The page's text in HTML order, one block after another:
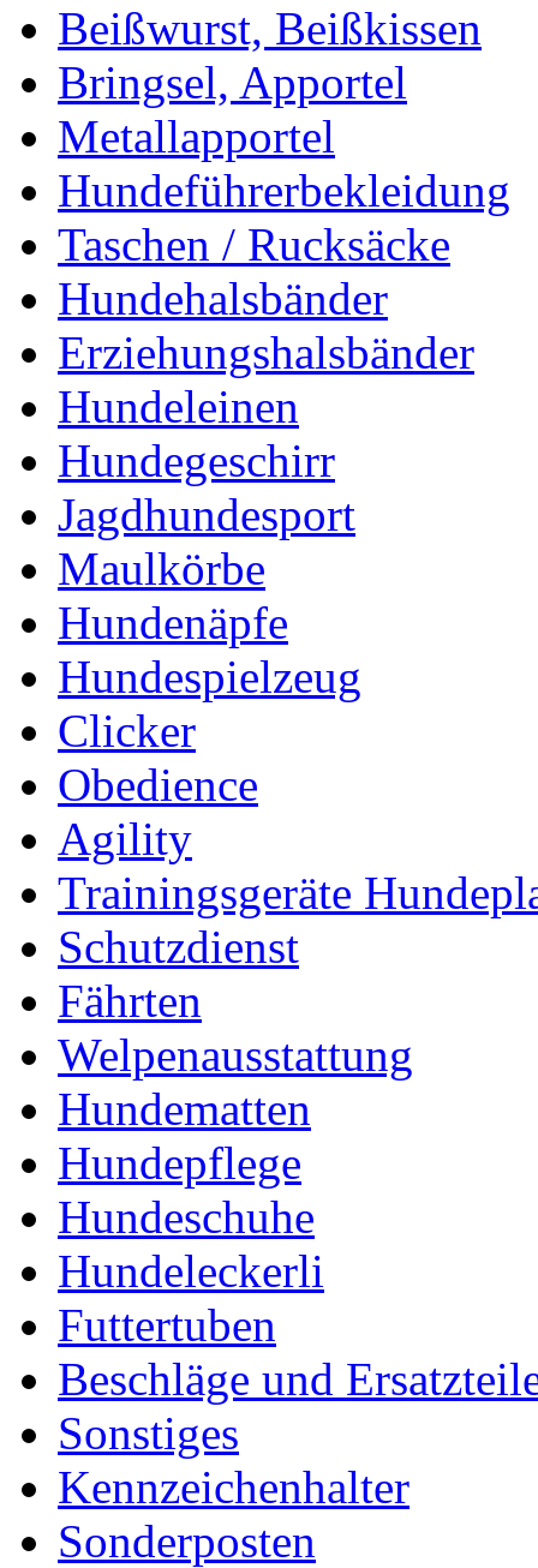
Beißwurst, Beißkissen
Bringsel, Apportel
Metallapportel
Hundeführerbekleidung
Taschen / Rucksäcke
Hundehalsbänder
Erziehungshalsbänder
Hundeleinen
Hundegeschirr
Jagdhundesport
Maulkörbe
Hundenäpfe
Hundespielzeug
Clicker
Obedience
Agility
Trainingsgeräte
Schutzdienst
Fährten
Welpenausstattung
Hundematten
Hundepflege
Hundeschuhe
Hundeleckerli
Futtertuben
Beschläge und
Sonstiges
Kennzeichenhalter
Sonderposten